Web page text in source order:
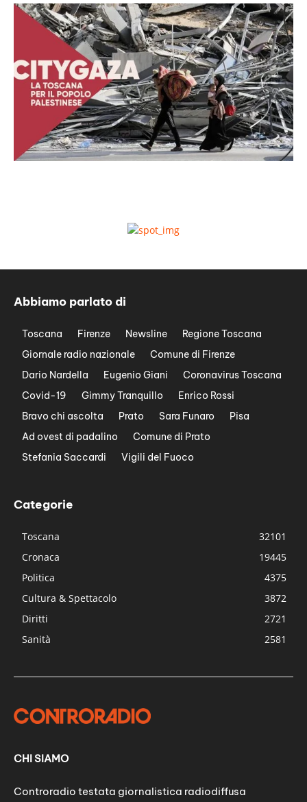
Abbiamo parlato di
Toscana Firenze Newsline
Regione Toscana
Giornale radio nazionale
Comune di Firenze
Dario Nardella
Eugenio Giani
Coronavirus Toscana
Covid-19
Gimmy Tranquillo
Enrico Rossi
Bravo chi ascolta
Prato Sara Funaro
Pisa
Ad ovest di padalino
Comune di Prato
Stefania Saccardi
Vigili del Fuoco
Categorie
Toscana
32101
Cronaca
19445
Politica
4375
Cultura & Spettacolo
3872
Diritti
2721
Sanità
2581
CHI SIAMO
Controradio testata giornalistica radiodiffusa